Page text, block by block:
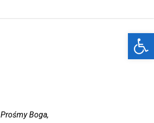
Prośmy Boga,